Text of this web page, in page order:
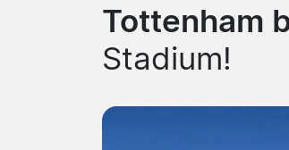
Tottenham
Stadium!